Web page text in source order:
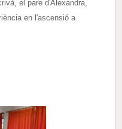
el pare d'Alexandra,
en l'ascensió a